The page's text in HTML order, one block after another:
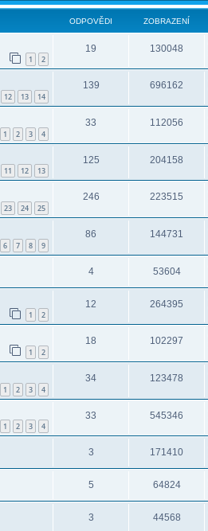
ODPOVĚDI ZOBRAZENÍ
1 2
19 130048
12 13 14
139 696162
1 2 3 4
33 112056
11 12 13
125 204158
23 24 25
246 223515
6 7 8 9
86 144731
4 53604
1 2
12 264395
1 2
18 102297
1 2 3 4
34 123478
1 2 3 4
33 545346
3 171410
5 64824
3 44568